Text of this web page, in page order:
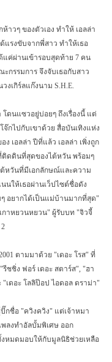
วๆ ของตัวเอง ทำให้ เอลล่า
แรงขับจากพี่สาว ทำให้เธอ
แค่ผ่านเข้ารอบสุดท้าย 7 คน
กรรมการ จึงจับเธอกับสาว
งเกิร์ลแก๊งนาม S.H.E.
ดนแซวอยู่บ่อยๆ ถึงเรื่องนี้ แต่
จ๊กไปกับเขาด้วย สื่อบันเทิงแห่ง
เอลล่า ปีที่แล้ว เอลล่า เพิ่งถูก
ดดินที่สุดของไต้หวัน พร้อมๆ
หวันที่มีเอกลักษณ์และความ
นให้เธอผ่านเว็ปไซต์ชื่อดัง
อยากได้เป็นแม่บ้านมากที่สุด"
กาหยวนหยวน" ผู้รับบท "จิวจี้
ตามมาด้วย "เดอะ โรส" ที่
รีชชิ่ง ฟอร์ เดอะ สตาร์ส", "ฮา
เดอะ โลลิป๊อป ไอดอล ดราม่า"
กชื่อ "ควิงควิง" แต่เจ้าหมา
พลงทำอัลบั้มพิเศษ ออก
หมดมอบให้กับมูลนิธิช่วยเหลือ